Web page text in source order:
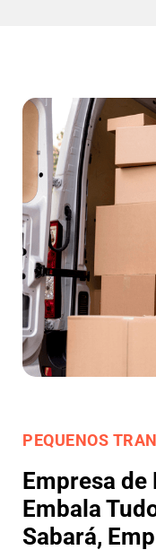
PEQUENOS
Empresa
Embala
Sabará,